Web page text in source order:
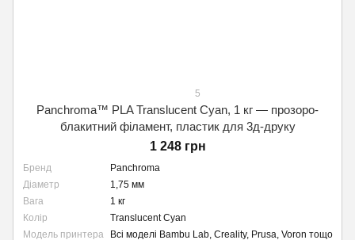
5
Panchroma™ PLA Translucent Cyan, 1 кг — прозоро-
блакитний філамент, пластик для 3д-друку
1 248 грн
Бренд
Panchroma
Діаметр
1,75 мм
Вага
1 кг
Колір
Translucent Cyan
Модель принтера
Всі моделі Bambu Lab, Creality, Prusa, Voron тощо